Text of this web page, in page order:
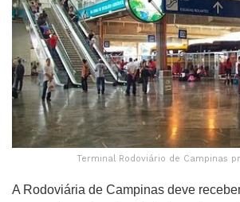
Terminal Rodoviário de Campinas
A Rodoviária de Campinas deve